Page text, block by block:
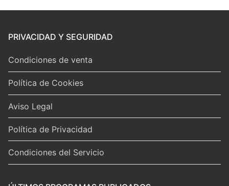
programa
PRIVACIDAD Y SEGURIDAD
Condiciones de venta
Política de Cookies
Aviso Legal
Política de Privacidad
Condiciones del Servicio